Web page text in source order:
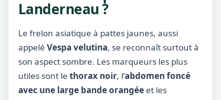
Landerneau ?
Le frelon asiatique à pattes jaunes, aussi
appelé Vespa velutina, se reconnaît surtout à
son aspect sombre. Les marqueurs les plus
utiles sont le thorax noir, l’abdomen foncé
avec une large bande orangée et les